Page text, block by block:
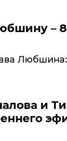
–
Любшина:
и